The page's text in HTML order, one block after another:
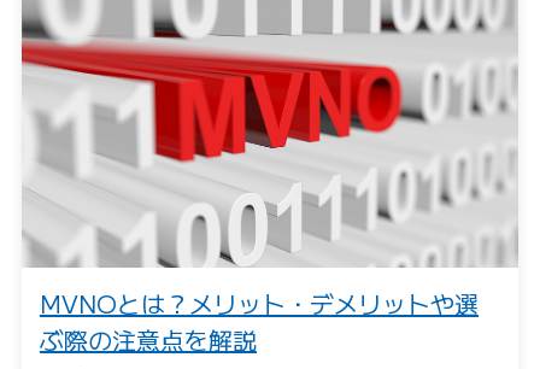
MVNOとは？メリット・デメリットや選
ぶ際の注意点を解説